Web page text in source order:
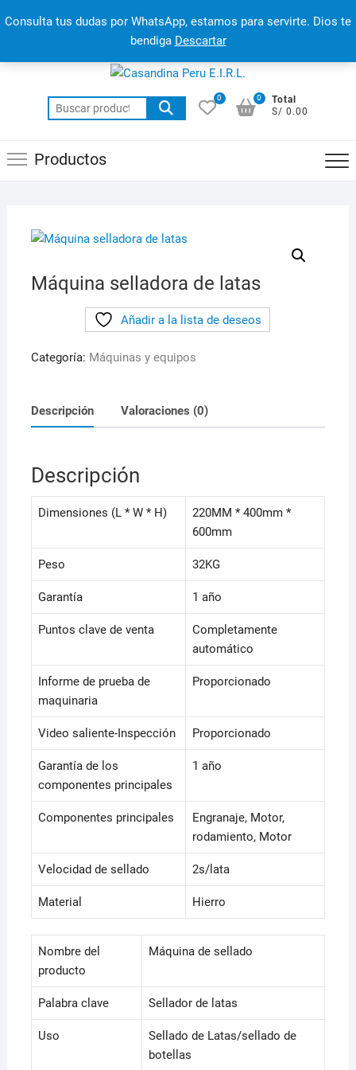
Consulta tus dudas por WhatsApp, estamos para servirte. Dios te
bendiga Descartar
al
Jirón Capac Yupanqui, Lince
958 602 410
Ventas@casandina.com
la
Buscar
por:
0
Total
S/ 0.00
0
Productos
Máquina selladora de latas
Añadir a la lista de deseos
Categoría: Máquinas y equipos
Descripción Valoraciones (0)
Descripción
Dimensiones (L * W * H)
220MM * 400mm *
600mm
Peso 32KG
Garantía 1 año
Puntos clave de venta
Completamente
automático
Informe de prueba de
maquinaria
Proporcionado
Video saliente-Inspección Proporcionado
Garantía de los
componentes principales
1 año
Componentes principales
Engranaje, Motor,
rodamiento, Motor
Velocidad de sellado 2s/lata
Material Hierro
Nombre del
producto
Máquina de sellado
Palabra clave Sellador de latas
Uso
Sellado de Latas/sellado de
botellas